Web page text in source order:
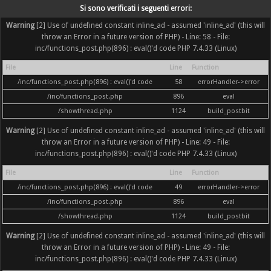
Si sono verificati i seguenti errori:
Warning[2] Use of undefined constant inline_ad - assumed 'inline_ad' (this will
throw an Error in a future version of PHP) - Line: 58 - File:
inc/functions_post.php(896) : eval()'d code PHP 7.4.33 (Linux)
File Line
Function
/inc/functions_post.php(896) : eval()'d code
58
errorHandler->error
/inc/functions_post.php
896
eval
/showthread.php
1124 build_postbit
Warning[2] Use of undefined constant inline_ad - assumed 'inline_ad' (this will
throw an Error in a future version of PHP) - Line: 49 - File:
inc/functions_post.php(896) : eval()'d code PHP 7.4.33 (Linux)
File Line
Function
/inc/functions_post.php(896) : eval()'d code
49
errorHandler->error
/inc/functions_post.php
896
eval
/showthread.php
1124 build_postbit
Warning[2] Use of undefined constant inline_ad - assumed 'inline_ad' (this will
throw an Error in a future version of PHP) - Line: 49 - File:
inc/functions_post.php(896) : eval()'d code PHP 7.4.33 (Linux)